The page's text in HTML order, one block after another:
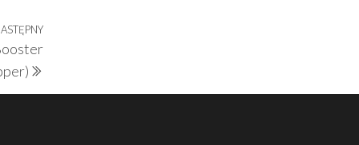
Następny